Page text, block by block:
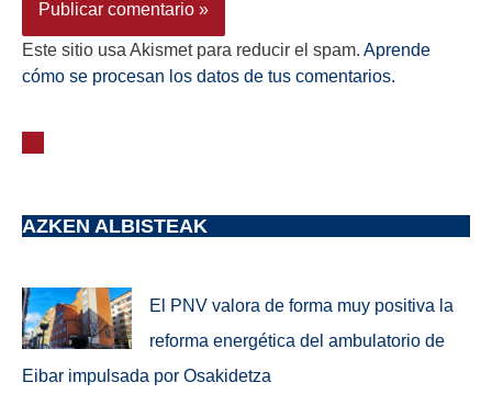
Este sitio usa Akismet para reducir el spam. Aprende
cómo se procesan los datos de tus comentarios.
AZKEN ALBISTEAK
El PNV valora de forma muy positiva la
reforma energética del ambulatorio de
Eibar impulsada por Osakidetza